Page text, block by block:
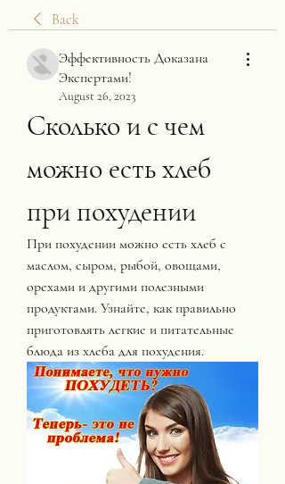
Back
Эффективность Доказана
Экспертами!
August 26, 2023
Сколько и с чем
можно есть хлеб
при похудении
При похудении можно есть хлеб с
маслом, сыром, рыбой, овощами,
орехами и другими полезными
продуктами. Узнайте, как правильно
приготовлять легкие и питательные
блюда из хлеба для похудения.